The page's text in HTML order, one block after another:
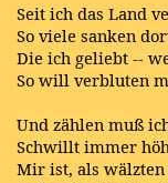
Seit ich das Land
So viele sanken
Die ich geliebt --
So will verbluten
Und zählen muß
Schwillt immer
Mir ist, als wälzten